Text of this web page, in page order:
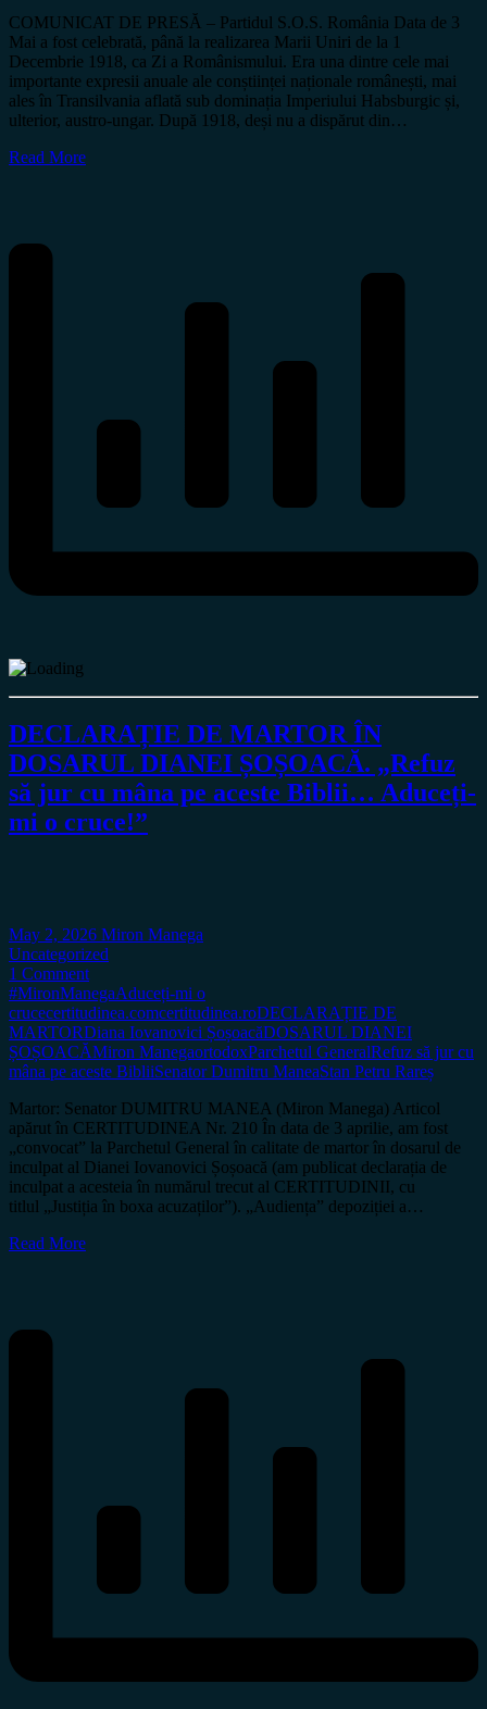
COMUNICAT DE PRESĂ – Partidul S.O.S. România Data de 3
Mai a fost celebrată, până la realizarea Marii Uniri de la 1
Decembrie 1918, ca Zi a Românismului. Era una dintre cele mai
importante expresii anuale ale conștiinței naționale românești, mai
ales în Transilvania aflată sub dominația Imperiului Habsburgic și,
ulterior, austro-ungar. După 1918, deși nu a dispărut din…
Read More
DECLARAȚIE DE MARTOR ÎN
DOSARUL DIANEI ȘOȘOACĂ. „Refuz
să jur cu mâna pe aceste Biblii… Aduceți-
mi o cruce!”
May 2, 2026 Miron Manega
Uncategorized
1 Comment
#MironManegaAduceți-mi o
crucecertitudinea.comcertitudinea.roDECLARAȚIE DE
MARTORDiana Iovanovici ȘoșoacăDOSARUL DIANEI
ȘOȘOACĂMiron ManegaortodoxParchetul GeneralRefuz să jur cu
mâna pe aceste BibliiSenator Dumitru ManeaStan Petru Rareș
Martor: Senator DUMITRU MANEA (Miron Manega) Articol
apărut în CERTITUDINEA Nr. 210 În data de 3 aprilie, am fost
„convocat” la Parchetul General în calitate de martor în dosarul de
inculpat al Dianei Iovanovici Șoșoacă (am publicat declarația de
inculpat a acesteia în numărul trecut al CERTITUDINII, cu
titlul „Justiția în boxa acuzaților”). „Audiența” depoziției a…
Read More